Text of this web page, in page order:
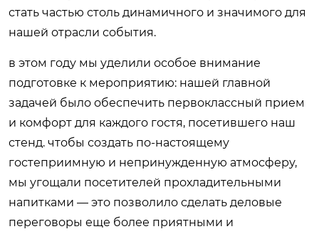
стать частью столь динамичного и значимого для
нашей отрасли события.
в этом году мы уделили особое внимание
подготовке к мероприятию: нашей главной
задачей было обеспечить первоклассный прием
и комфорт для каждого гостя, посетившего наш
стенд. чтобы создать по-настоящему
гостеприимную и непринужденную атмосферу,
мы угощали посетителей прохладительными
напитками — это позволило сделать деловые
переговоры еще более приятными и